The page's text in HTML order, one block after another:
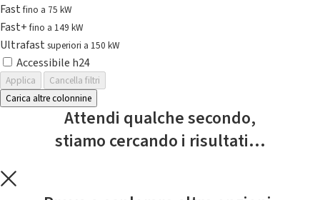
Fastfino a 75 kW
Fast+fino a 149 kW
Ultrafast superiori a 150 kW
Accessibile h24
Applica
Cancella filtri
Carica altre colonnine
Attendi qualche secondo,
stiamo cercando i risultati...